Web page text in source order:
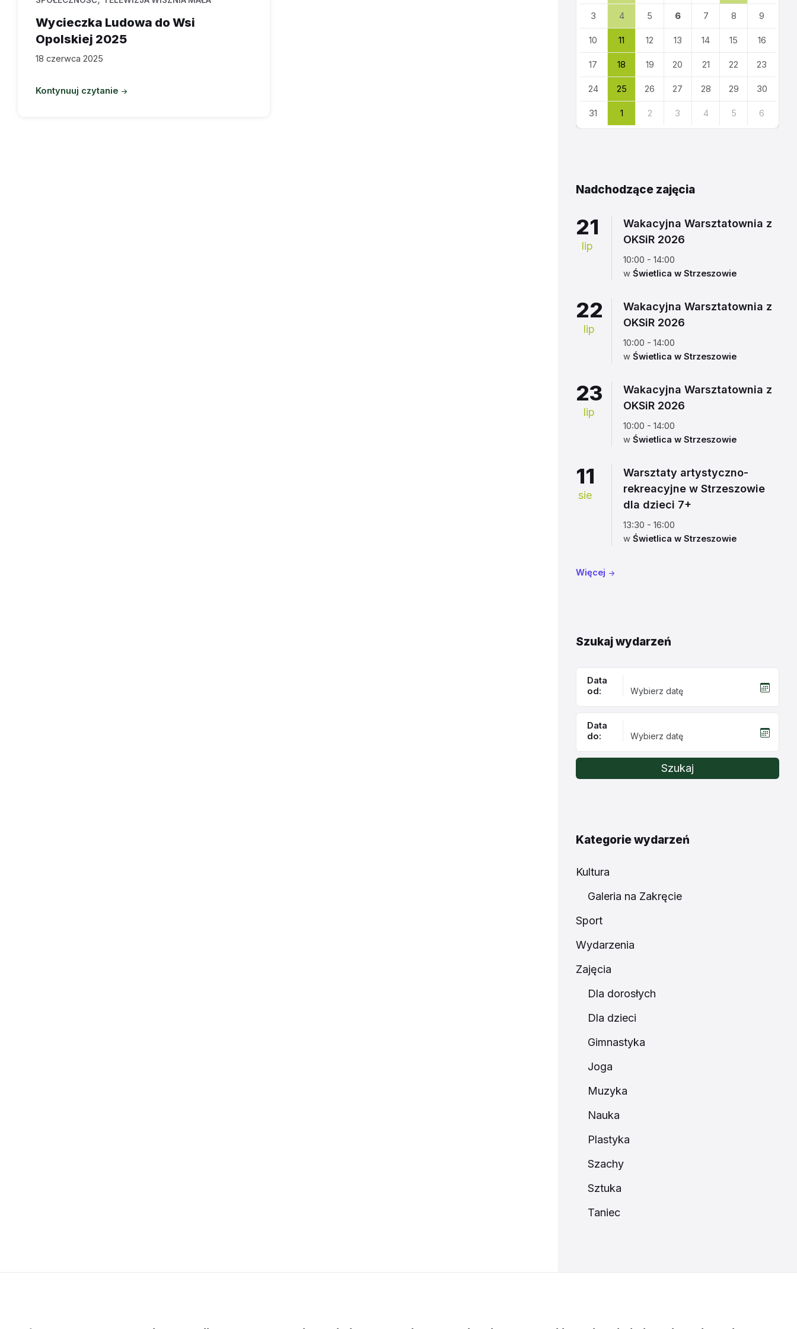
Wycieczka Ludowa do Wsi
Opolskiej 2025
18 czerwca 2025
Kontynuuj czytanie
kalendarza
3 4 5 6 7 8 9
10 11 12 13 14 15 16
17 18 19 20 21 22 23
24 25 26 27 28 29 30
31 1 2 3 4 5 6
Nadchodzące zajęcia
21
lip
Wakacyjna Warsztatownia z
OKSiR 2026
10:00 - 14:00
w Świetlica w Strzeszowie
22
lip
Wakacyjna Warsztatownia z
OKSiR 2026
10:00 - 14:00
w Świetlica w Strzeszowie
23
lip
Wakacyjna Warsztatownia z
OKSiR 2026
10:00 - 14:00
w Świetlica w Strzeszowie
11
sie
Warsztaty artystyczno-
rekreacyjne w Strzeszowie
dla dzieci 7+
13:30 - 16:00
w Świetlica w Strzeszowie
Więcej
Szukaj wydarzeń
Data
od:
Data
do:
Szukaj
Kategorie wydarzeń
Kultura
Galeria na Zakręcie
Sport
Wydarzenia
Zajęcia
Dla dorosłych
Dla dzieci
Gimnastyka
Joga
Muzyka
Nauka
Plastyka
Szachy
Sztuka
Taniec